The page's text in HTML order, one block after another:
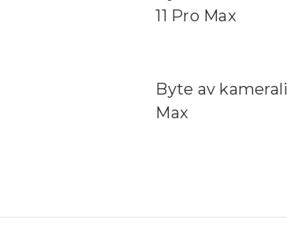
11 Pro Max
Byte av
Max